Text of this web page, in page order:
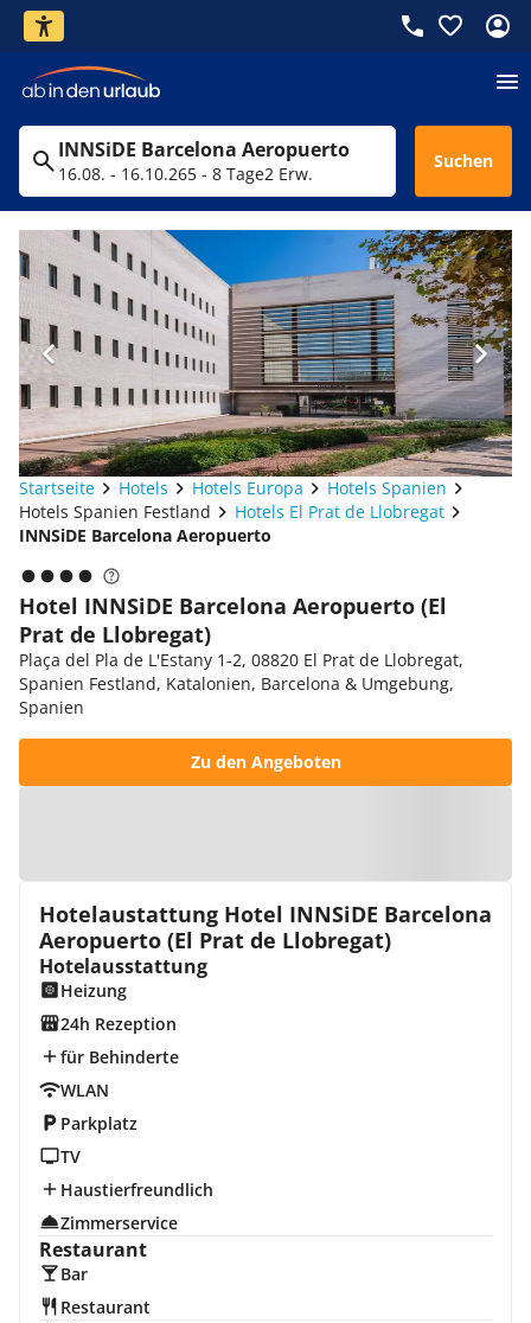
INNSiDE Barcelona Aeropuerto
16.08. - 16.10.265 - 8 Tage2 Erw.
Suchen
Startseite Hotels Hotels Europa
Hotels Spanien
Hotels Spanien Festland
Hotels El Prat de Llobregat
INNSiDE Barcelona Aeropuerto
Hotel INNSiDE Barcelona Aeropuerto (El
Prat de Llobregat)
Plaça del Pla de L'Estany 1-2, 08820 El Prat de Llobregat,
Spanien Festland, Katalonien, Barcelona & Umgebung,
Spanien
Zu den Angeboten
Hotelaustattung Hotel INNSiDE Barcelona
Aeropuerto (El Prat de Llobregat)
Hotelausstattung
Heizung
24h Rezeption
für Behinderte
WLAN
Parkplatz
TV
Haustierfreundlich
Zimmerservice
Restaurant
Bar
Restaurant